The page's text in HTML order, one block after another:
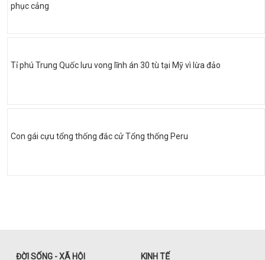
phục cảng
Tỉ phú Trung Quốc lưu vong lĩnh án 30 tù tại Mỹ vì lừa đảo
Con gái cựu tổng thống đắc cử Tổng thống Peru
ĐỜI SỐNG - XÃ HỘI KINH TẾ